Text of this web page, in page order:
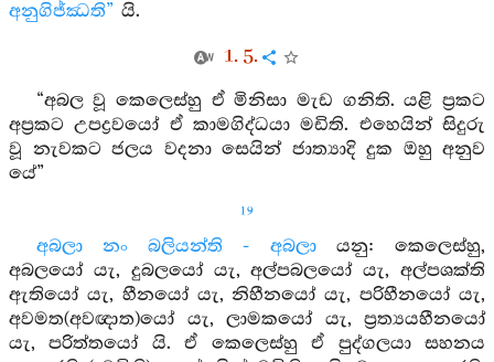
අනුගිජ්ඣති” යි.
1. 5.
“අබල වූ කෙලෙස්හු ඒ මිනිසා මැඩ ගනිති. යළි ප්‍රකට
අප්‍රකට උපද්‍රවයෝ ඒ කාමගිද්ධයා මඩිති. එහෙයින් සිදුරු
වූ නැවකට ජලය වදනා සෙයින් ජාත්‍යාදි දුක ඔහු අනුව
යේ”
19
අබලා නං බලියන්ති - අබලායනු: කෙලෙස්හු,
අබලයෝ යැ, දුබලයෝ යැ, අල්පබලයෝ යැ, අල්පශක්ති
ඇතියෝ යැ, හීනයෝ යැ, නිහීනයෝ යැ, පරිහීනයෝ යැ,
අවමත(අවඥාත)යෝ යැ, ලාමකයෝ යැ, ප්‍රත්‍යයහීනයෝ
යැ, පරිත්තයෝ යි. ඒ කෙලෙස්හු ඒ පුද්ගලයා සහනය